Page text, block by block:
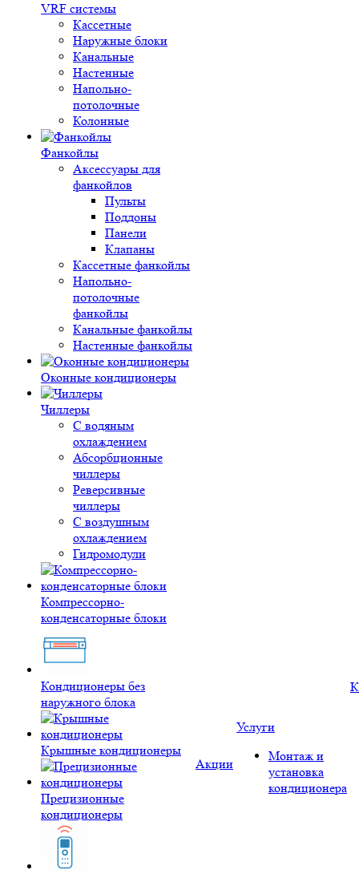
VRF системы
Кассетные
Наружные блоки
Канальные
Настенные
Напольно-
потолочные
Колонные
Фанкойлы
Аксессуары для
фанкойлов
Пульты
Поддоны
Панели
Клапаны
Кассетные фанкойлы
Напольно-
потолочные
фанкойлы
Канальные фанкойлы
Настенные фанкойлы
Оконные кондиционеры
Чиллеры
С водяным
охлаждением
Абсорбционные
чиллеры
Реверсивные
чиллеры
С воздушным
охлаждением
Гидромодули
Компрессорно-
конденсаторные блоки
Кондиционеры без
наружного блока
Крышные кондиционеры
Прецизионные
кондиционеры
Акции
Услуги
Монтаж и
установка
кондиционера